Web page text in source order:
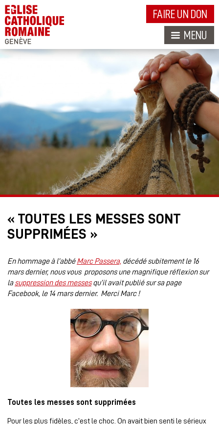
FAIRE UN DON
MENU
« TOUTES LES MESSES SONT
SUPPRIMÉES »
En hommage à l’abbéMarc Passera, décédé subitement le 16
mars dernier, nous vous proposons une magnifique réflexion sur
lasuppression des messesqu’il avait publié sur sa page
Facebook, le 14 mars dernier. Merci Marc !
Toutes les messes sont supprimées
Pour les plus fidèles, c’est le choc. On avait bien senti le sérieux